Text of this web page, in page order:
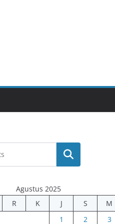
Cari
Agustus 2025
R K J S
M
1
2
3